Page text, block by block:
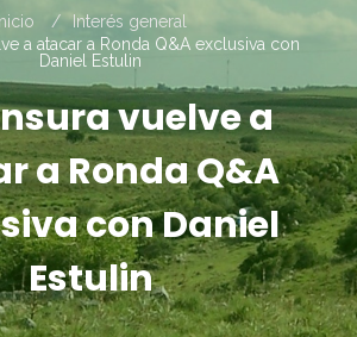
Inicio
Interés general
a atacar a Ronda Q&A exclusiva con
Daniel Estulin
vuelve a
a Ronda Q&A
con Daniel
Estulin